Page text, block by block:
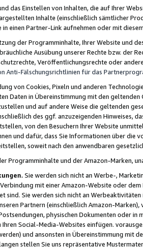
das Einstellen von Inhalten, die auf Ihrer
Inhalte (einschließlich sämtlicher
in einen Partner-Link aufnehmen oder mit
der Programminhalte, Ihrer Website und
Ausübung unserer Rechte bzw. der
Veröffentlichungsrechte oder
Anti-Fälschungsrichtlinien für das
von Cookies, Pixeln und anderen
Daten in Übereinstimmung mit den
und auf andere Weise die geltenden
des ggf. anzuzeigenden Hinweises,
von den Besuchern Ihrer Website
und dafür, dass Sie Informationen über die
soweit nach den anwendbaren
Programminhalte und der Amazon-Marken,
Sie werden sich nicht an Werbe-,
mit einer Amazon-Website oder
sind. Sie werden sich nicht an
Partnern (einschließlich Amazon-
physischen Dokumenten oder in
Ihren Social-Media-Websites einfügen.
und ansonsten in Übereinstimmung mit
stellen Sie uns repräsentative